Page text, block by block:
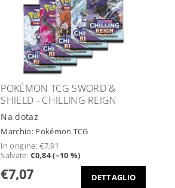
POKÉMON TCG SWORD &
SHIELD - CHILLING REIGN
Na dotaz
Marchio: Pokémon TCG
In origine:€7,91
Salvate:€0,84 (–10 %)
€7,07 DETTAGLIO